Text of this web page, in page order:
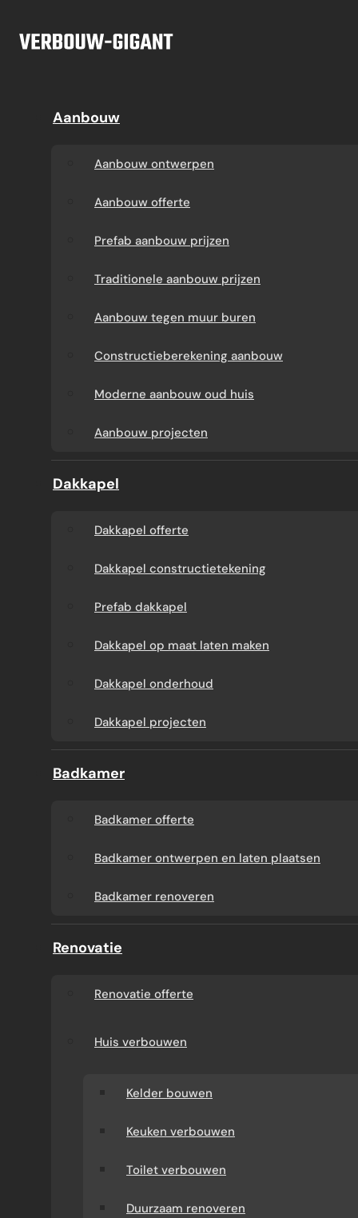
Aanbouw
Aanbouw offerte
Prefab aanbouw
prijzen
Traditionele aanbouw
prijzen
Aanbouw tegen muur
buren
Constructieberekening
Moderne aanbouw
Prefab dakkapel
laten maken
Dakkapel
Dakkapel projecten
Aanbouw
Aanbouw ontwerpen
Aanbouw offerte
Prefab aanbouw prijzen
Traditionele aanbouw prijzen
Aanbouw tegen muur buren
Constructieberekening aanbouw
Moderne aanbouw oud huis
Aanbouw projecten
Dakkapel
Dakkapel offerte
Dakkapel constructietekening
Prefab dakkapel
Dakkapel op maat laten maken
Dakkapel onderhoud
Dakkapel projecten
Badkamer
Badkamer offerte
Badkamer ontwerpen en laten plaatsen
Badkamer renoveren
Renovatie
Renovatie offerte
Huis verbouwen
Kelder bouwen
Keuken verbouwen
Toilet verbouwen
Duurzaam renoveren